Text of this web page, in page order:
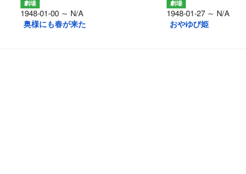
1948-01-00 ～ N/A
奥様にも春が来た
1948-01-27 ～ N/A
おやゆび姫